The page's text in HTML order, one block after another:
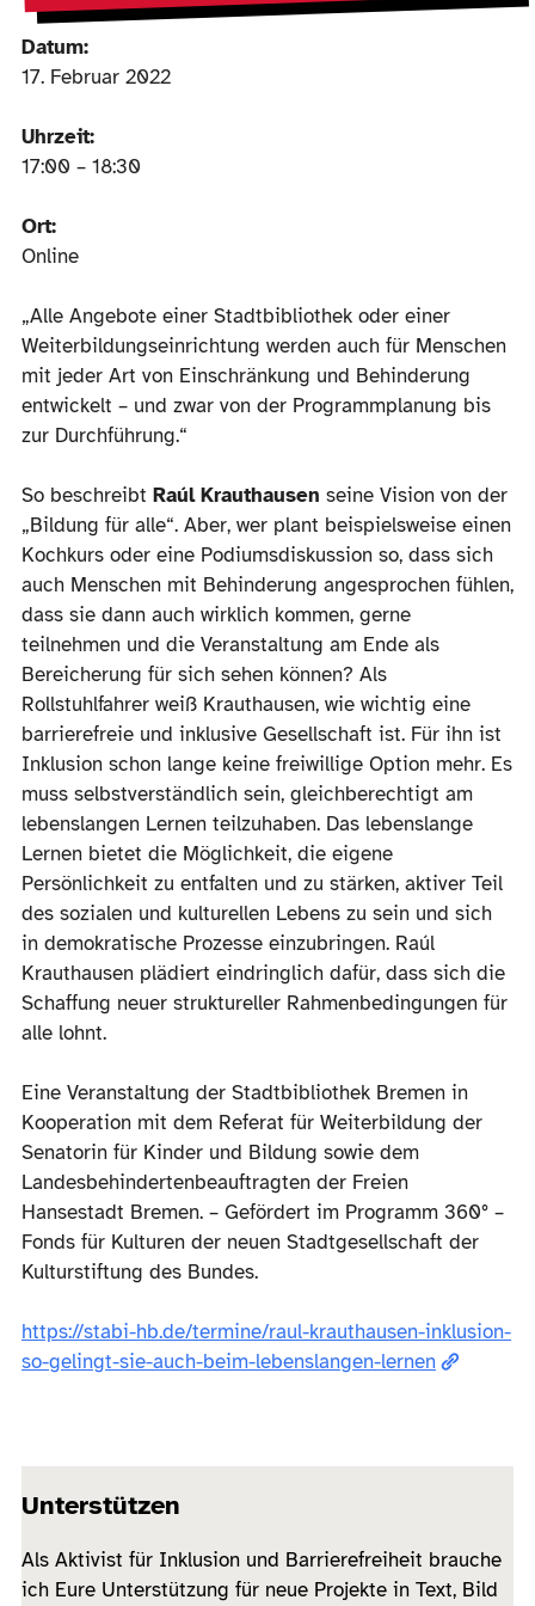
Datum:
17. Februar 2022
Uhrzeit:
17:00 – 18:30
Ort:
Online
„Alle Angebote einer Stadtbibliothek oder einer
Weiterbildungseinrichtung werden auch für Menschen
mit jeder Art von Einschränkung und Behinderung
entwickelt – und zwar von der Programmplanung bis
zur Durchführung.“
So beschreibt Raúl Krauthausen seine Vision von der
„Bildung für alle“. Aber, wer plant beispielsweise einen
Kochkurs oder eine Podiumsdiskussion so, dass sich
auch Menschen mit Behinderung angesprochen fühlen,
dass sie dann auch wirklich kommen, gerne
teilnehmen und die Veranstaltung am Ende als
Bereicherung für sich sehen können? Als
Rollstuhlfahrer weiß Krauthausen, wie wichtig eine
barrierefreie und inklusive Gesellschaft ist. Für ihn ist
Inklusion schon lange keine freiwillige Option mehr. Es
muss selbstverständlich sein, gleichberechtigt am
lebenslangen Lernen teilzuhaben. Das lebenslange
Lernen bietet die Möglichkeit, die eigene
Persönlichkeit zu entfalten und zu stärken, aktiver Teil
des sozialen und kulturellen Lebens zu sein und sich
in demokratische Prozesse einzubringen. Raúl
Krauthausen plädiert eindringlich dafür, dass sich die
Schaffung neuer struktureller Rahmenbedingungen für
alle lohnt.
Eine Veranstaltung der Stadtbibliothek Bremen in
Kooperation mit dem Referat für Weiterbildung der
Senatorin für Kinder und Bildung sowie dem
Landesbehindertenbeauftragten der Freien
Hansestadt Bremen. – Gefördert im Programm 360° –
Fonds für Kulturen der neuen Stadtgesellschaft der
Kulturstiftung des Bundes.
https://stabi-hb.de/termine/raul-krauthausen-inklusion-
so-gelingt-sie-auch-beim-lebenslangen-lernen
Unterstützen
Als Aktivist für Inklusion und Barrierefreiheit brauche
ich Eure Unterstützung für neue Projekte in Text, Bild